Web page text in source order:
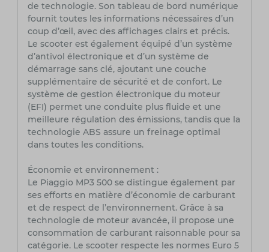
de technologie. Son tableau de bord numérique
fournit toutes les informations nécessaires d’un
coup d’œil, avec des affichages clairs et précis.
Le scooter est également équipé d’un système
d’antivol électronique et d’un système de
démarrage sans clé, ajoutant une couche
supplémentaire de sécurité et de confort. Le
système de gestion électronique du moteur
(EFI) permet une conduite plus fluide et une
meilleure régulation des émissions, tandis que la
technologie ABS assure un freinage optimal
dans toutes les conditions.
Économie et environnement :
Le Piaggio MP3 500 se distingue également par
ses efforts en matière d’économie de carburant
et de respect de l’environnement. Grâce à sa
technologie de moteur avancée, il propose une
consommation de carburant raisonnable pour sa
catégorie. Le scooter respecte les normes Euro 5